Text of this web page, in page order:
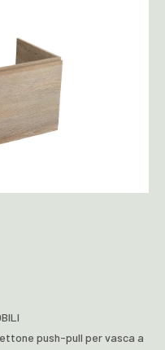
push-pull per vasca a